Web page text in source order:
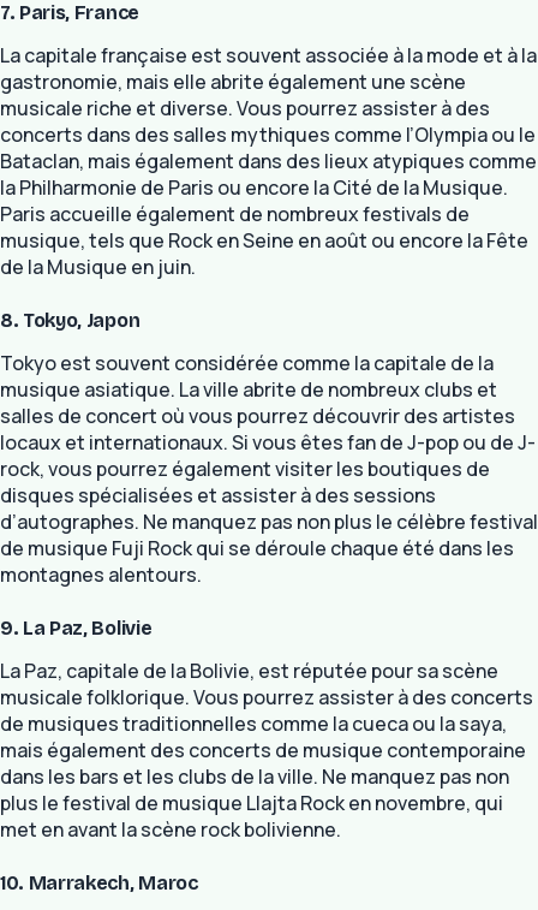
7. Paris, France
La capitale française est souvent associée à la mode et à la
gastronomie, mais elle abrite également une scène
musicale riche et diverse. Vous pourrez assister à des
concerts dans des salles mythiques comme l’Olympia ou le
Bataclan, mais également dans des lieux atypiques comme
la Philharmonie de Paris ou encore la Cité de la Musique.
Paris accueille également de nombreux festivals de
musique, tels que Rock en Seine en août ou encore la Fête
de la Musique en juin.
8. Tokyo, Japon
Tokyo est souvent considérée comme la capitale de la
musique asiatique. La ville abrite de nombreux clubs et
salles de concert où vous pourrez découvrir des artistes
locaux et internationaux. Si vous êtes fan de J-pop ou de J-
rock, vous pourrez également visiter les boutiques de
disques spécialisées et assister à des sessions
d’autographes. Ne manquez pas non plus le célèbre festival
de musique Fuji Rock qui se déroule chaque été dans les
montagnes alentours.
9. La Paz, Bolivie
La Paz, capitale de la Bolivie, est réputée pour sa scène
musicale folklorique. Vous pourrez assister à des concerts
de musiques traditionnelles comme la cueca ou la saya,
mais également des concerts de musique contemporaine
dans les bars et les clubs de la ville. Ne manquez pas non
plus le festival de musique Llajta Rock en novembre, qui
met en avant la scène rock bolivienne.
10. Marrakech, Maroc